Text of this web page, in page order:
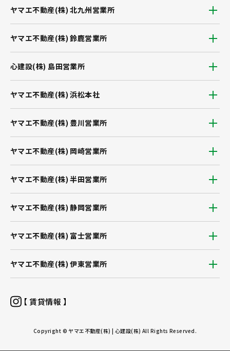
ヤマエ不動産(株) 浜松本社
ヤマエ不動産(株) 静岡営業所
ヤマエ不動産(株) 豊川営業所
ヤマエ不動産(株) 富士営業所
ヤマエ不動産(株) 岡崎営業所
ヤマエ不動産(株) 伊東営業所
ヤマエ不動産(株) 半田営業所
ヤマエ不動産(株) 北九州営業所
ヤマエ不動産(株) 鈴鹿営業所
心建設(株) 島田営業所
【 賃貸情報 】
Copyright © ヤマエ不動産(株) | 心建設(株) All Rights Reserved.